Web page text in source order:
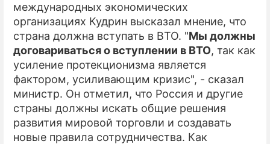
международных экономических
организациях Кудрин высказал мнение, что
страна должна вступать в ВТО. "Мы должны
договариваться о вступлении в ВТО, так как
усиление протекционизма является
фактором, усиливающим кризис", - сказал
министр. Он отметил, что Россия и другие
страны должны искать общие решения
развития мировой торговли и создавать
новые правила сотрудничества. Как